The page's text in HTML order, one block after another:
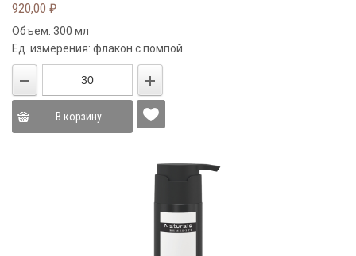
920,00 ₽
Объем: 300 мл
Ед. измерения: флакон с помпой
В корзину